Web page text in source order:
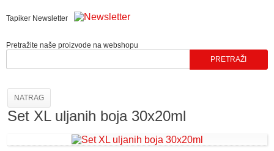
Tapiker Newsletter
Pretražite naše proizvode na webshopu
NATRAG
Set XL uljanih boja 30x20ml